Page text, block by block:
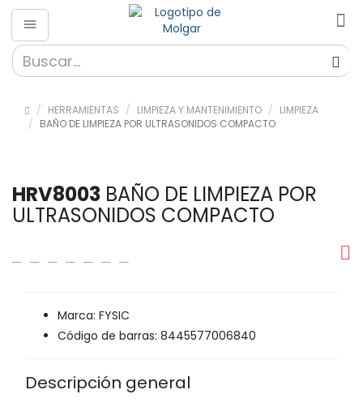
HERRAMIENTAS LIMPIEZA Y MANTENIMIENTO
LIMPIEZA
BAÑO DE LIMPIEZA POR ULTRASONIDOS COMPACTO
HRV8003 BAÑO DE LIMPIEZA POR
ULTRASONIDOS COMPACTO
Marca: FYSIC
Código de barras: 8445577006840
Descripción general